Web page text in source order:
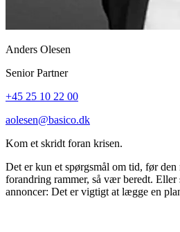
Anders Olesen
Senior Partner
+45 25 10 22 00
aolesen@basico.dk
Kom et skridt foran krisen.
Det er kun et spørgsmål om tid, før
forandring rammer, så vær beredt.
annoncer: Det er vigtigt at lægge en